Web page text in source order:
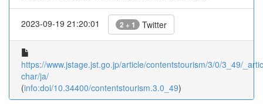
2023-09-19 21:20:01 2 + 1 Twitter
https://www.jstage.jst.go.jp/article/contentstourism/3/0/3_49/
char/ja/
(info:doi/10.34400/contentstourism.3.0_49)